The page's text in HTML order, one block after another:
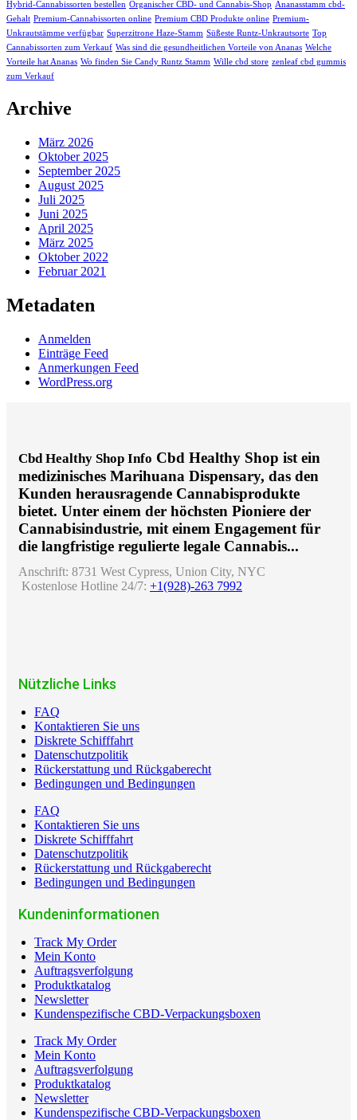
Hybrid-Cannabissorten bestellen Organischer CBD- und Cannabis-Shop Ananasstamm cbd-
Gehalt Premium-Cannabissorten online Premium CBD Produkte online Premium-
Unkrautstämme verfügbar Superzitrone Haze-Stamm Süßeste Runtz-Unkrautsorte Top
Cannabissorten zum Verkauf Was sind die gesundheitlichen Vorteile von Ananas Welche
Vorteile hat Ananas Wo finden Sie Candy Runtz Stamm Wille cbd store zenleaf cbd gummis
zum Verkauf
Archive
März 2026
Oktober 2025
September 2025
August 2025
Juli 2025
Juni 2025
April 2025
März 2025
Oktober 2022
Februar 2021
Metadaten
Anmelden
Einträge Feed
Anmerkungen Feed
WordPress.org
Cbd Healthy Shop Info Cbd Healthy Shop ist ein
medizinisches Marihuana Dispensary, das den
Kunden herausragende Cannabisprodukte
bietet. Unter einem der höchsten Pioniere der
Cannabisindustrie, mit einem Engagement für
die langfristige regulierte legale Cannabis...
Anschrift: 8731 West Cypress, Union City, NYC
Kostenlose Hotline 24/7: +1(928)-263 7992
Nützliche Links
FAQ
Kontaktieren Sie uns
Diskrete Schifffahrt
Datenschutzpolitik
Rückerstattung und Rückgaberecht
Bedingungen und Bedingungen
FAQ
Kontaktieren Sie uns
Diskrete Schifffahrt
Datenschutzpolitik
Rückerstattung und Rückgaberecht
Bedingungen und Bedingungen
Kundeninformationen
Track My Order
Mein Konto
Auftragsverfolgung
Produktkatalog
Newsletter
Kundenspezifische CBD-Verpackungsboxen
Track My Order
Mein Konto
Auftragsverfolgung
Produktkatalog
Newsletter
Kundenspezifische CBD-Verpackungsboxen